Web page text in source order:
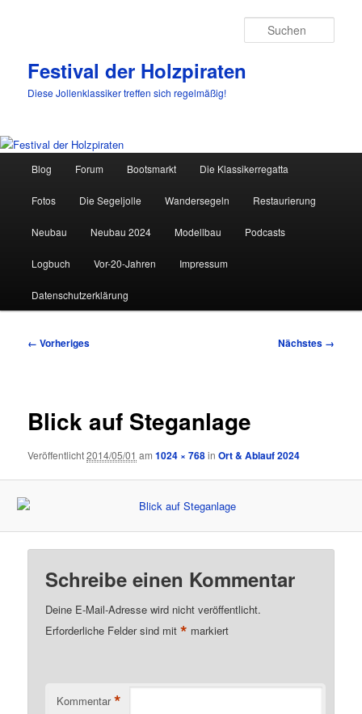
Festival der Holzpiraten
Diese Jollenklassiker treffen sich regelmäßig!
Zum
primären
Inhalt
springen
Blog Forum Bootsmarkt Die Klassikerregatta
Fotos Die Segeljolle Wandersegeln Restaurierung
Neubau Neubau 2024 Modellbau Podcasts
Logbuch Vor-20-Jahren Impressum
Datenschutzerklärung
Bilder-
← Vorheriges Nächstes →
Blick auf Steganlage
Veröffentlicht2014/05/01 am1024 × 768inOrt & Ablauf 2024
Schreibe einen Kommentar
Deine E-Mail-Adresse wird nicht veröffentlicht.
Erforderliche Felder sind mit* markiert
Kommentar *